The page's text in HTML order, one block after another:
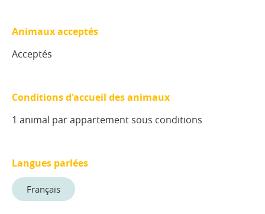
Animaux acceptés
Acceptés
Conditions d'accueil des animaux
1 animal par appartement sous conditions
Langues parlées
Français